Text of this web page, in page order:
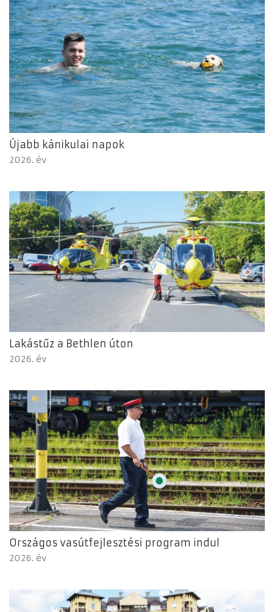
Újabb kánikulai napok
2026. év
Lakástűz a Bethlen úton
2026. év
Országos vasútfejlesztési program indul
2026. év